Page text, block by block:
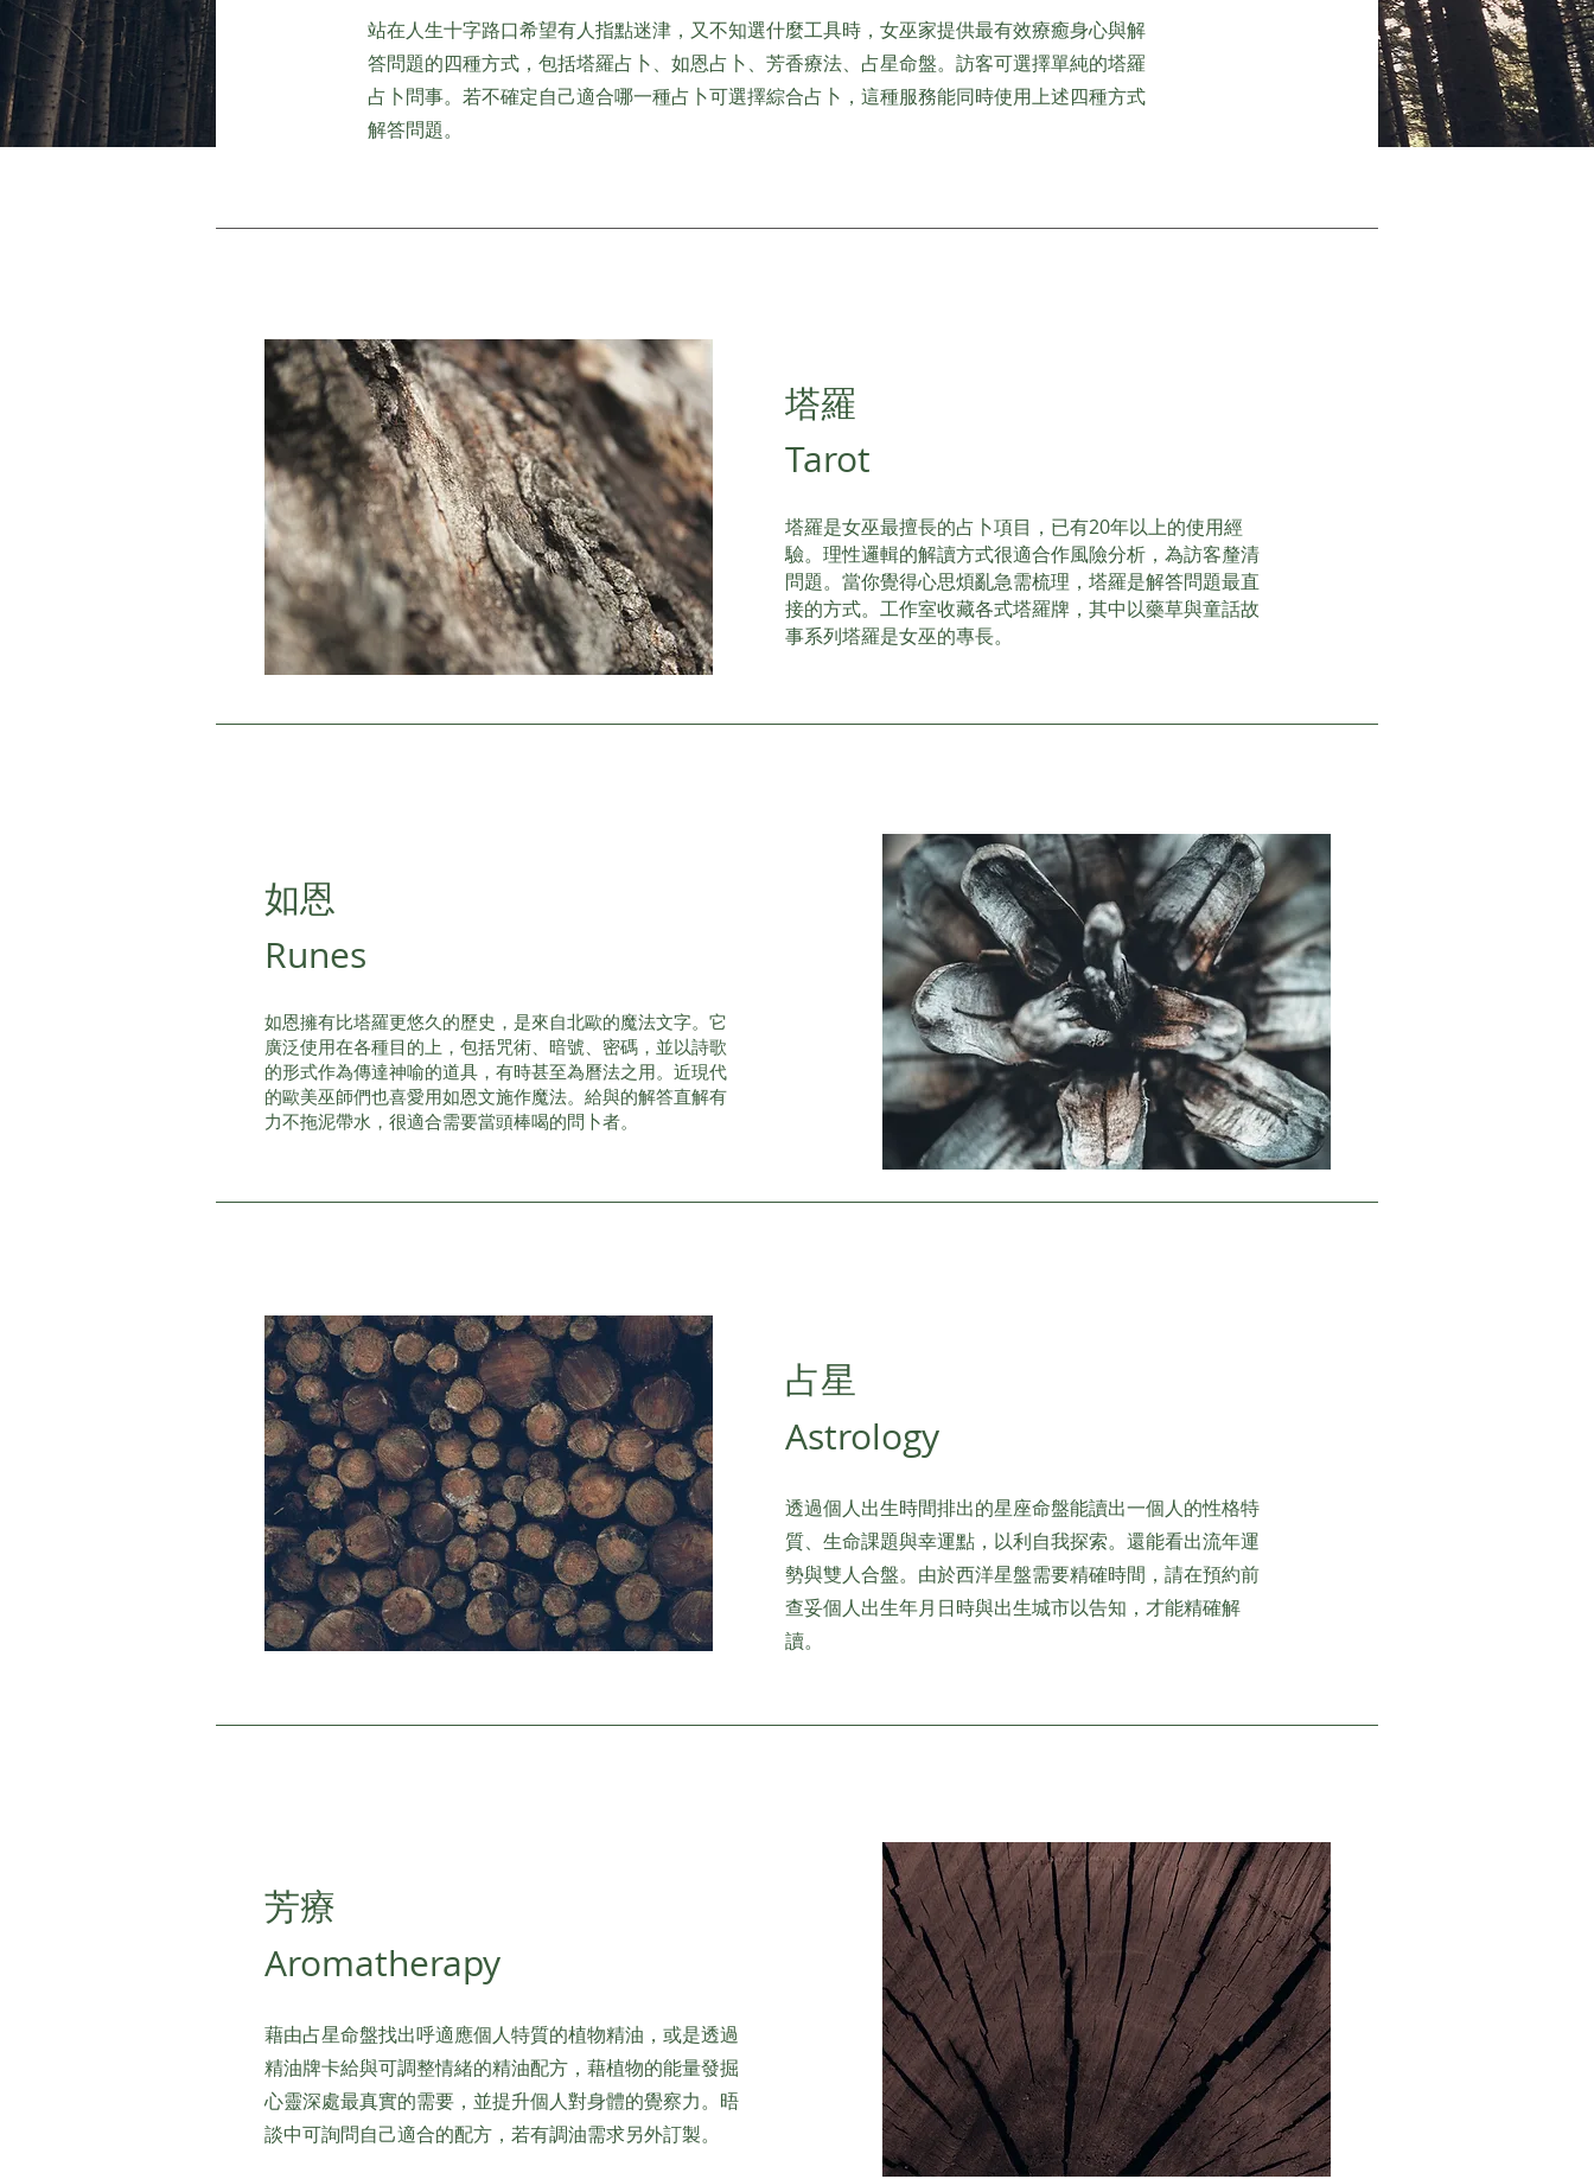
站在人生十字路口希望有人指點迷津，又不知選什麼工具時，女巫家提供最有效療癒身心與解
答問題的四種方式，包括塔羅占卜、如恩占卜、芳香療法、占星命盤。訪客可選擇單純的塔羅
占卜問事。若不確定自己適合哪一種占卜可選擇綜合占卜，這種服務能同時使用上述四種方式
解答問題。
​塔羅
Tarot
塔羅是女巫最擅長的占卜項目，已有20年以上的使用經
驗。理性邏輯的解讀方式很適合作風險分析，為訪客釐清
問題。當你覺得心思煩亂急需梳理，塔羅是解答問題最直
接的方式。工作室收藏各式塔羅牌，其中以藥草與童話故
事系列塔羅是女巫的專長。
​如恩
Runes
如恩擁有比塔羅更悠久的歷史，是來自北歐的魔法文字。它
廣泛使用在各種目的上，包括咒術、暗號、密碼，並以詩歌
的形式作為傳達神喻的道具，有時甚至為曆法之用。近現代
的歐美巫師們也喜愛用如恩文施作魔法。給與的解答直解有
力不拖泥帶水，很適合需要當頭棒喝的問卜者。
​占星
Astrology
透過個人出生時間排出的星座命盤能讀出一個人的性格特
質、生命課題與幸運點，以利自我探索。還能看出流年運
勢與雙人合盤。由於西洋星盤需要精確時間，請在預約前
查妥個人出生年月日時與出生城市以告知，才能精確解
讀。
芳療
Aromatherapy
藉由占星命盤找出呼適應個人特質的植物精油，或是透過
精油牌卡給與可調整情緒的精油配方，藉植物的能量發掘
心靈深處最真實的需要，並提升個人對身體的覺察力。晤
談中可詢問自己適合的配方，若有調油需求另外訂製。